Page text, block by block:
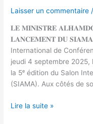
Laisser un commentaire
𝐋𝐄 𝐌𝐈𝐍𝐈𝐒𝐓𝐑𝐄
𝐋𝐀𝐍𝐂𝐄𝐌𝐄𝐍𝐓 𝐃𝐔 𝐒𝐈𝐀𝐌𝐀
International de
jeudi 4 septembre
la 5ᵉ édition du Salon
(SIAMA). Aux côtés de
Lire la suite »